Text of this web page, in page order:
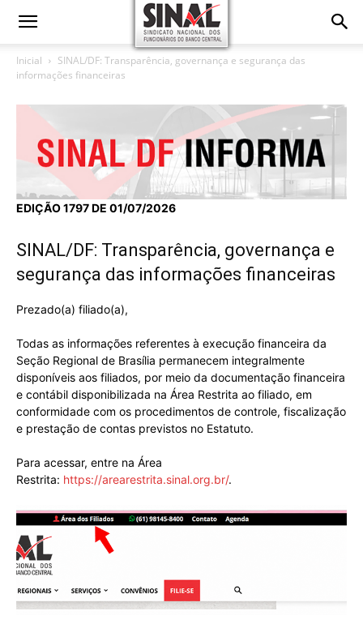
Inicial
SINAL/DF: Transparência, governança e segurança das
informações financeiras
EDIÇÃO 1797 DE 01/07/2026
SINAL/DF: Transparência, governança e
segurança das informações financeiras
Prezado(a) filiado(a),
Todas as informações referentes à execução financeira da
Seção Regional de Brasília permanecem integralmente
disponíveis aos filiados, por meio da documentação financeira
e contábil disponibilizada na Área Restrita ao filiado, em
conformidade com os procedimentos de controle, fiscalização
e prestação de contas previstos no Estatuto.
Para acessar, entre na Área
Restrita: https://arearestrita.sinal.org.br/.